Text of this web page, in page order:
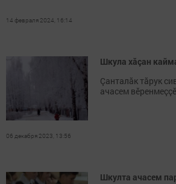
14 февраля 2024, 16:14
Шкула хăçан
Çанталӑк тӑрук
ачасем
06 декабря 2023, 13:56
Шкулта ачасем